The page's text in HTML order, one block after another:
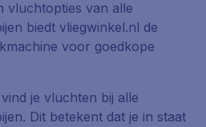
vluchtopties van alle
biedt vliegwinkel.nl de
voor goedkope
je vluchten bij alle
Dit betekent dat je in staat